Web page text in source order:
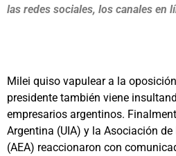
las redes sociales, los canales en
Milei quiso vapulear a la
presidente también viene
empresarios argentinos.
Argentina (UIA) y la Asociación
(AEA) reaccionaron con